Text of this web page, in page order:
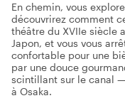
En chemin, vous
découvrirez comment
théâtre du XVIIe siècle
Japon, et vous vous
confortable pour une
par une douce
scintillant sur le canal
à Osaka.